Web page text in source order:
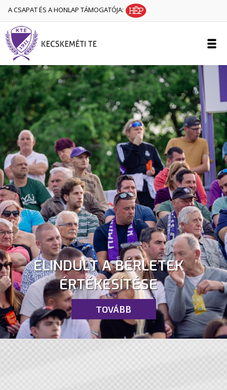
A CSAPAT ÉS A HONLAP TÁMOGATÓJA:
ELINDULT A BÉRLETEK
ÉRTÉKESÍTÉSE
TOVÁBB